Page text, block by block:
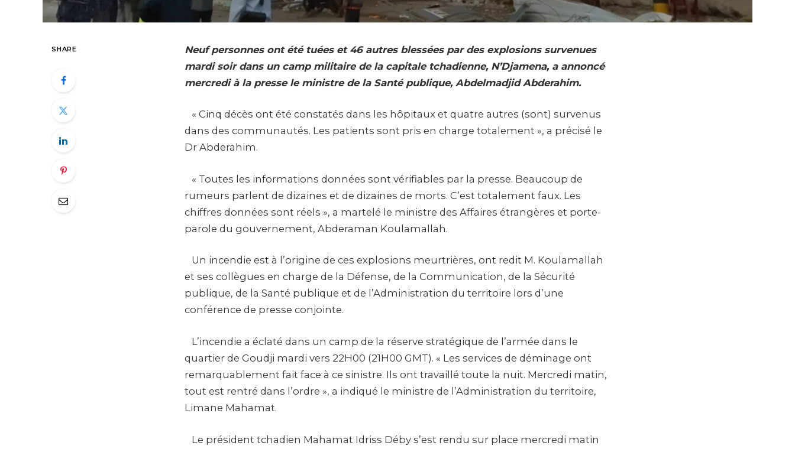
SHARE
Neuf personnes ont été tuées et 46 autres blessées par des explosions survenues
mardi soir dans un camp militaire de la capitale tchadienne, N’Djamena, a annoncé
mercredi à la presse le ministre de la Santé publique, Abdelmadjid Abderahim.
« Cinq décès ont été constatés dans les hôpitaux et quatre autres (sont) survenus
dans des communautés. Les patients sont pris en charge totalement », a précisé le
Dr Abderahim.
« Toutes les informations données sont vérifiables par la presse. Beaucoup de
rumeurs parlent de dizaines et de dizaines de morts. C’est totalement faux. Les
chiffres données sont réels », a martelé le ministre des Affaires étrangères et porte-
parole du gouvernement, Abderaman Koulamallah.
Un incendie est à l’origine de ces explosions meurtrières, ont redit M. Koulamallah
et ses collègues en charge de la Défense, de la Communication, de la Sécurité
publique, de la Santé publique et de l’Administration du territoire lors d’une
conférence de presse conjointe.
L’incendie a éclaté dans un camp de la réserve stratégique de l’armée dans le
quartier de Goudji mardi vers 22H00 (21H00 GMT). « Les services de déminage ont
remarquablement fait face à ce sinistre. Ils ont travaillé toute la nuit. Mercredi matin,
tout est rentré dans l’ordre », a indiqué le ministre de l’Administration du territoire,
Limane Mahamat.
Le président tchadien Mahamat Idriss Déby s’est rendu sur place mercredi matin